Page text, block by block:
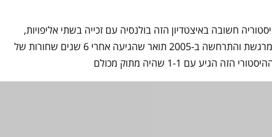
חשובה באיצטדיון הזה בולנסיה עם זכייה בשתי אליפויות,
הראשונה הייתה מרגשת והתרחשה ב-2005 תואר שהגיעה אחרי 6 שנים שחורות של
הגיע עם 1-1 שהיה מתוק מכולם